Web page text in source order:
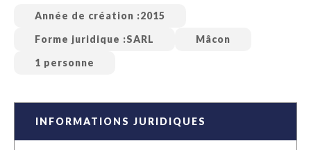
Année de création :2015
Forme juridique :SARL
Mâcon
1 personne
INFORMATIONS JURIDIQUES